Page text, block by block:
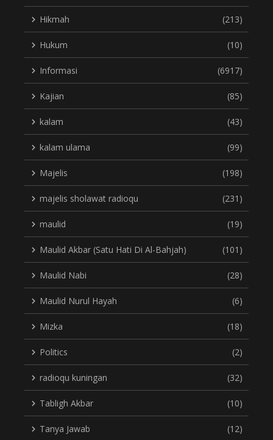
Hikmah (213)
Hukum (10)
Informasi (6917)
Kajian (85)
kalam (43)
kalam ulama (99)
Majelis (198)
majelis sholawat radioqu (231)
maulid (19)
Maulid Akbar (Satu Hati Di Al-Bahjah) (101)
Maulid Nabi (28)
Maulid Nurul Hayah (6)
Mizka (18)
Politics (2)
radioqu kuningan (32)
Tabligh Akbar (10)
Tanya Jawab (12)